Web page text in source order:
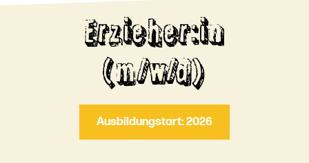
Erzieher:in
(m/w/d)
Ausbildungstart: 2026